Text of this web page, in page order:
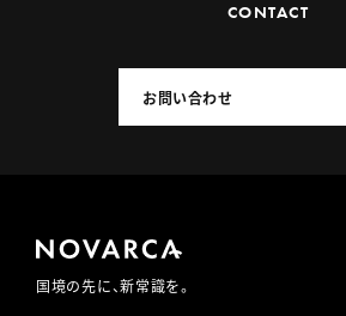
CONTACT
お問い合わせ
国境の先に、新常識を。